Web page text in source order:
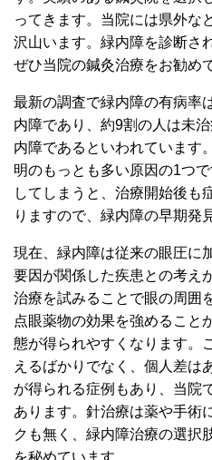
ってきます。当院には県外な
沢山います。緑内障を診断さ
ぜひ当院の鍼灸治療をお勧め
最新の調査で緑内障の有病率
内障であり、約9割の人は未
内障であるといわれています
明のもっとも多い原因の1つ
してしまうと、治療開始後も
りますので、緑内障の早期発
現在、緑内障は従来の眼圧に
要因が関係した疾患との考え
治療を試みることで眼の周囲
点眼薬物の効果を強めること
態が得られやすくなります。
えるばかりでなく、個人差は
が得られる症例もあり、当院
あります。針治療は薬や手術
クも無く、緑内障治療の選択
を秘めています。